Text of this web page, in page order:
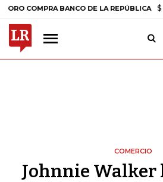
BANCO DE LA REPÚBLICA $
COMERCIO
Johnnie Walker